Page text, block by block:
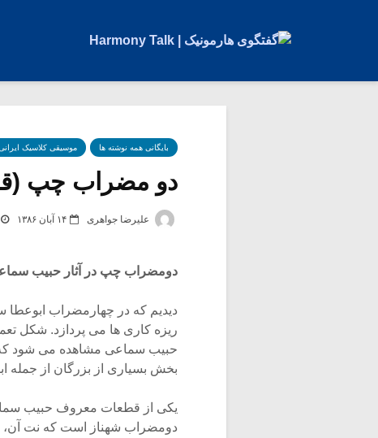
بایگانی همه نوشته ها موسیقی کلاسیک
دو مضراب چپ
علیرضا جواهری ۱۴ آبان ۱۳۸۶
دومضراب چپ در آثار حبیب
دیدیم که در چهارمضراب
ریزه کاری ها می پردازد. شکل
حبیب سماعی مشاهده می شود که
بخش بسیاری از بزرگان از جمله
یکی از قطعات معروف حبیب
دومضراب شهناز است که نت آن،